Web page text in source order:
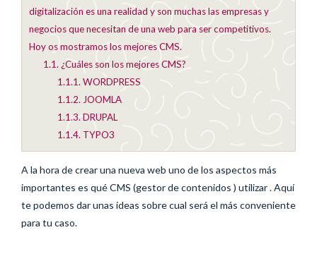
digitalización es una realidad y son muchas las empresas y
negocios que necesitan de una web para ser competitivos.
Hoy os mostramos los mejores CMS.
1.1. ¿Cuáles son los mejores CMS?
1.1.1. WORDPRESS
1.1.2. JOOMLA
1.1.3.DRUPAL
1.1.4.TYPO3
A la hora de crear una nueva web uno de los aspectos más
importantes es qué CMS (gestor de contenidos ) utilizar . Aquí
te podemos dar unas ideas sobre cual será el más conveniente
para tu caso.